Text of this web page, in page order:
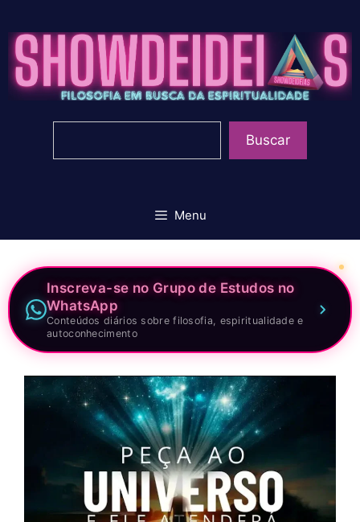
para
conteúdo
Buscar
Menu
Inscreva-se no Grupo de Estudos no
WhatsApp
Conteúdos diários sobre filosofia, espiritualidade e
autoconhecimento